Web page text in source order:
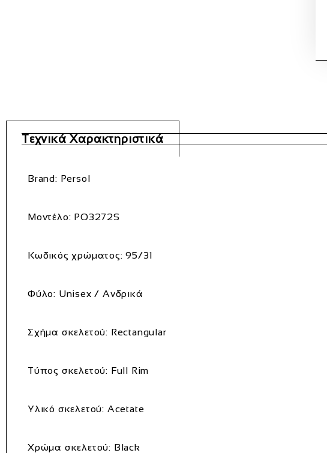
Τεχνικά Χαρακτηριστικά
Brand: Persol
Μοντέλο: PO3272S
Κωδικός χρώματος: 95/31
Φύλο: Unisex / Ανδρικά
Σχήμα σκελετού: Rectangular
Τύπος σκελετού: Full Rim
Υλικό σκελετού: Acetate
Χρώμα σκελετού: Black